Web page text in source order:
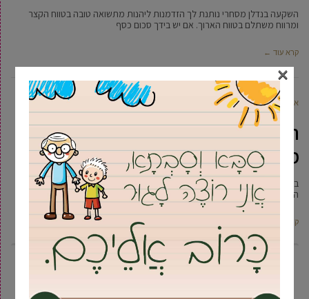
השקעה בנדלן מסחרי נותנת לך הזדמנות ליהנות מתשואה טובה בטווח הקצר
ומרווח משתלם בטווח הארוך. אם יש בידך סכום כסף
קרא עוד ←
אביעד ברטוב 17 ינואר, 2019
האם הסיגריה אלקטרונית באמת שונה
מסיגריה רגילה?
בשבועות ובחודשים האחרונים הופצה הרבה דיסאינפורמציה בנושא הסיגריות
האלקטרוניות. בין היתר, דיברו על כך שהמותג ג’ול ייאסר למכירה בארץ. אחר
קרא עוד ←
×